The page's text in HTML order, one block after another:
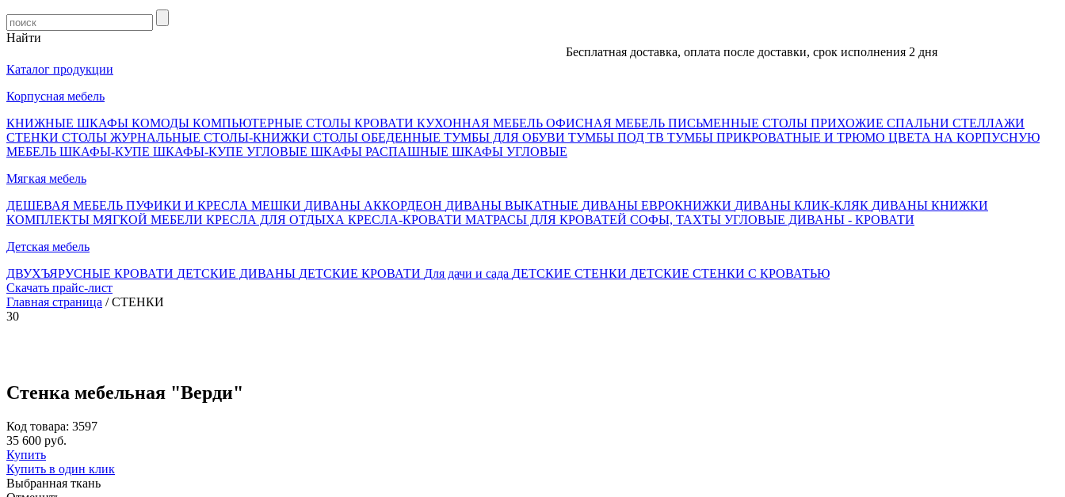
Найти
Бесплатная доставка, оплата после доставки, срок исполнения 2 дня
Каталог продукции
Корпусная мебель
КНИЖНЫЕ ШКАФЫ КОМОДЫ КОМПЬЮТЕРНЫЕ СТОЛЫ КРОВАТИ КУХОННАЯ МЕБЕЛЬ ОФИСНАЯ МЕБЕЛЬ ПИСЬМЕННЫЕ СТОЛЫ ПРИХОЖИЕ СПАЛЬНИ СТЕЛЛАЖИ
СТЕНКИ СТОЛЫ ЖУРНАЛЬНЫЕ СТОЛЫ-КНИЖКИ СТОЛЫ ОБЕДЕННЫЕ ТУМБЫ ДЛЯ ОБУВИ ТУМБЫ ПОД ТВ ТУМБЫ ПРИКРОВАТНЫЕ И ТРЮМО ЦВЕТА НА КОРПУСНУЮ
МЕБЕЛЬ ШКАФЫ-КУПЕ ШКАФЫ-КУПЕ УГЛОВЫЕ ШКАФЫ РАСПАШНЫЕ ШКАФЫ УГЛОВЫЕ
Мягкая мебель
ДЕШЕВАЯ МЕБЕЛЬ ПУФИКИ И КРЕСЛА МЕШКИ ДИВАНЫ АККОРДЕОН ДИВАНЫ ВЫКАТНЫЕ ДИВАНЫ ЕВРОКНИЖКИ ДИВАНЫ КЛИК-КЛЯК ДИВАНЫ КНИЖКИ
КОМПЛЕКТЫ МЯГКОЙ МЕБЕЛИ КРЕСЛА ДЛЯ ОТДЫХА КРЕСЛА-КРОВАТИ МАТРАСЫ ДЛЯ КРОВАТЕЙ СОФЫ, ТАХТЫ УГЛОВЫЕ ДИВАНЫ - КРОВАТИ
Детская мебель
ДВУХЪЯРУСНЫЕ КРОВАТИ ДЕТСКИЕ ДИВАНЫ ДЕТСКИЕ КРОВАТИ Для дачи и сада ДЕТСКИЕ СТЕНКИ ДЕТСКИЕ СТЕНКИ С КРОВАТЬЮ
Скачать прайс-лист
Главная страница / СТЕНКИ
30
Стенка мебельная "Верди"
Код товара: 3597
35 600 руб.
Купить
Купить в один клик
Выбранная ткань